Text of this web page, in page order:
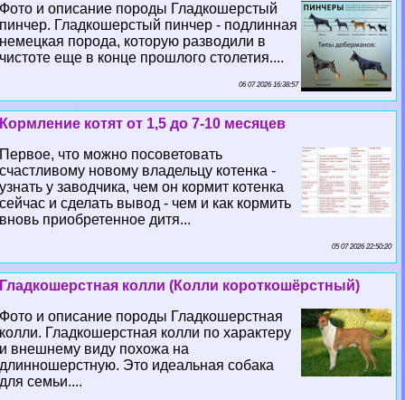
Фото и описание породы Гладкошерстый
пинчер. Гладкошерстый пинчер - подлинная
немецкая порода, которую разводили в
чистоте еще в конце прошлого столетия....
06 07 2026 16:38:57
Кормление котят от 1,5 до 7-10 месяцев
Первое, что можно посоветовать
счастливому новому владельцу котенка -
узнать у заводчика, чем он кормит котенка
сейчас и сделать вывод - чем и как кормить
вновь приобретенное дитя...
05 07 2026 22:50:20
Гладкошерстная колли (Колли короткошёрстный)
Фото и описание породы Гладкошерстная
колли. Гладкошерстная колли по хаpaктеру
и внешнему виду похожа на
длинношерстную. Это идеальная собака
для семьи....